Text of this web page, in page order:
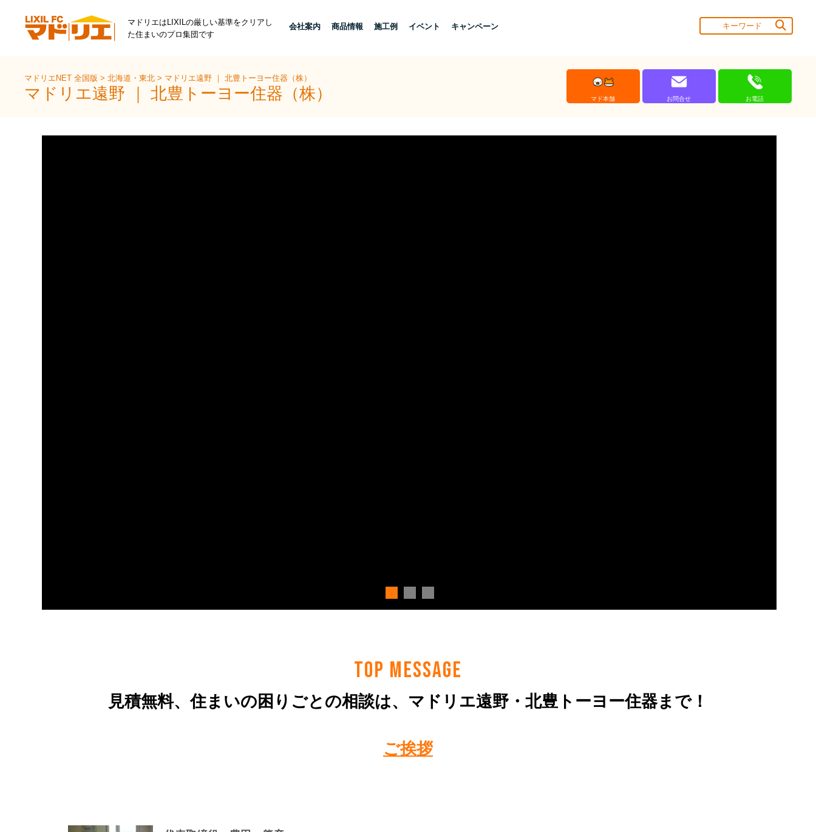
マドリエはLIXILの厳しい基準をクリアし
た住まいのプロ集団です
会社案内 商品情報 施工例 イベント キャンペーン
マドリエNET 全国版>北海道・東北> マドリエ遠野 ｜ 北豊トーヨー住器（株）
マドリエ遠野 ｜ 北豊トーヨー住器（株） マド本舗 お問合せ お電話
TOP MESSAGE
見積無料、住まいの困りごとの相談は、マドリエ遠野・北豊トーヨー住器まで！
ご挨拶